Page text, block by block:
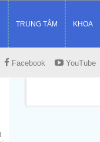
TRUNG TÂM KHOA
Facebook YouTube